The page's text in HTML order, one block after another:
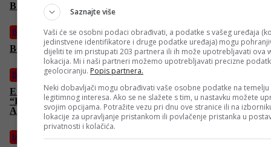
Bijela kuća: “Samo Trump zna šta će učiniti večeras”
Bosanski vjestnik
BOSANSKI VJESTNIK – 7. 4. 2026.
Bosanski vjestnik
Emotivno pismo ZAHVALE ZMAJEVIMA! Amina piše:
“Džeko BABUKA! Bajraktarević DRIBLER,
ALAJBEGOVIĆ NAJDRAŽI”
Izdvojeno
Saznajte više
Vaši će se osobni podaci obrađivati, a podatke s vašeg uređaja
jedinstvene identifikatore i druge podatke uređaja) mogu
dijeliti te im pristupati 203 partnera ili ih može upotrebljavati ova
lokacija. Mi i naši partneri možemo upotrebljavati precizne
geolociranju. Popis partnera.
Neki dobavljači mogu obrađivati vaše osobne podatke na temelju
legitimnog interesa. Ako se ne slažete s tim, u nastavku možete
svojim opcijama. Potražite vezu pri dnu ove stranice ili na
lokacije za upravljanje pristankom ili povlačenje pristanka u
privatnosti i kolačića.